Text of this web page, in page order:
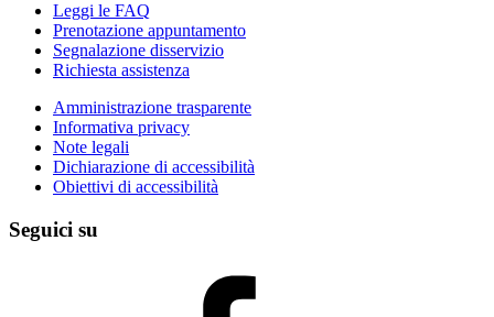
Leggi le FAQ
Prenotazione appuntamento
Segnalazione disservizio
Richiesta assistenza
Amministrazione trasparente
Informativa privacy
Note legali
Dichiarazione di accessibilità
Obiettivi di accessibilità
Seguici su